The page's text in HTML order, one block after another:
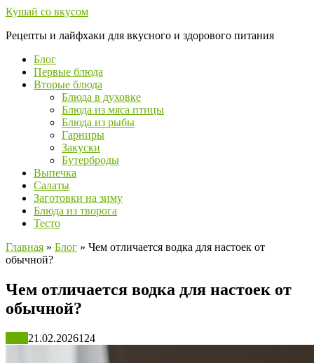
Перейти
контенту
Кушай со вкусом
Рецепты и лайфхаки для вкусного и здорового питания
Блог
Первые блюда
Вторые блюда
Блюда в духовке
Блюда из мяса птицы
Блюда из рыбы
Гарниры
Закуски
Бутерброды
Выпечка
Салаты
Заготовки на зиму
Блюда из творога
Тесто
Главная » Блог » Чем отличается водка для настоек от
обычной?
Чем отличается водка для настоек от
обычной?
21.02.2026124